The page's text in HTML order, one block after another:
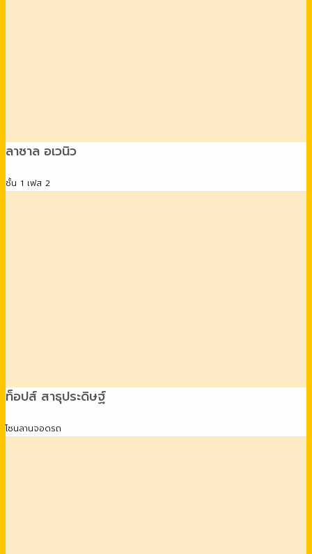
ลาซาล อเวนิว
ชั้น 1 เฟส 2
ท็อปส์ สาธุประดิษฐ์
โซนลานจอดรถ